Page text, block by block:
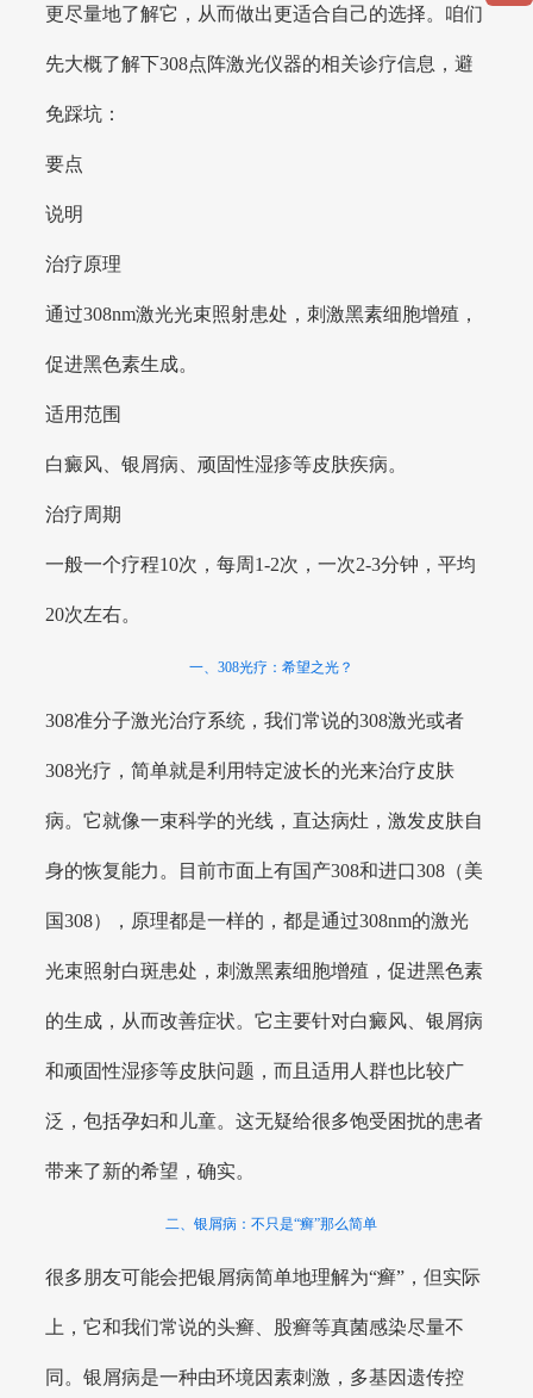
更尽量地了解它，从而做出更适合自己的选择。咱们
先大概了解下308点阵激光仪器的相关诊疗信息，避
免踩坑：
要点
说明
治疗原理
通过308nm激光光束照射患处，刺激黑素细胞增殖，
促进黑色素生成。
适用范围
白癜风、银屑病、顽固性湿疹等皮肤疾病。
治疗周期
一般一个疗程10次，每周1-2次，一次2-3分钟，平均
20次左右。
一、308光疗：希望之光？
308准分子激光治疗系统，我们常说的308激光或者
308光疗，简单就是利用特定波长的光来治疗皮肤
病。它就像一束科学的光线，直达病灶，激发皮肤自
身的恢复能力。目前市面上有国产308和进口308（美
国308），原理都是一样的，都是通过308nm的激光
光束照射白斑患处，刺激黑素细胞增殖，促进黑色素
的生成，从而改善症状。它主要针对白癜风、银屑病
和顽固性湿疹等皮肤问题，而且适用人群也比较广
泛，包括孕妇和儿童。这无疑给很多饱受困扰的患者
带来了新的希望，确实。
二、银屑病：不只是“癣”那么简单
很多朋友可能会把银屑病简单地理解为“癣”，但实际
上，它和我们常说的头癣、股癣等真菌感染尽量不
同。银屑病是一种由环境因素刺激，多基因遗传控